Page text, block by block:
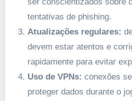
tentativas de phishing.
Atualizações regulares:
devem estar atentos e
rapidamente para evitar
Uso de VPNs: conexões
proteger dados durante o